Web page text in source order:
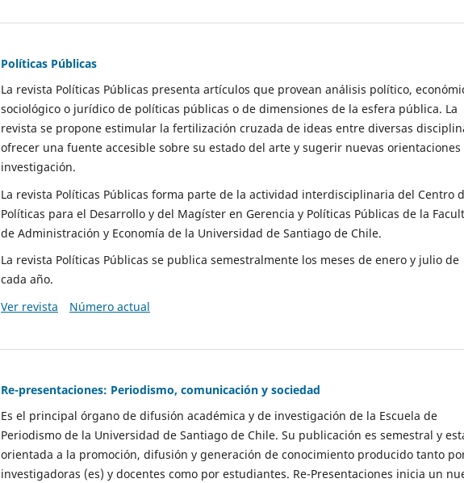
Políticas Públicas
La revista Políticas Públicas presenta artículos que provean análisis político,
sociológico o jurídico de políticas públicas o de dimensiones de la esfera pública. La
revista se propone estimular la fertilización cruzada de ideas entre diversas
ofrecer una fuente accesible sobre su estado del arte y sugerir nuevas orientaciones
investigación.
La revista Políticas Públicas forma parte de la actividad interdisciplinaria del Centro
Políticas para el Desarrollo y del Magíster en Gerencia y Políticas Públicas de la
de Administración y Economía de la Universidad de Santiago de Chile.
La revista Políticas Públicas se publica semestralmente los meses de enero y julio de
cada año.
Ver revista
Número actual
Re-presentaciones: Periodismo, comunicación y sociedad
Es el principal órgano de difusión académica y de investigación de la Escuela de
Periodismo de la Universidad de Santiago de Chile. Su publicación es semestral y
orientada a la promoción, difusión y generación de conocimiento producido tanto
investigadoras (es) y docentes como por estudiantes. Re-Presentaciones inicia un